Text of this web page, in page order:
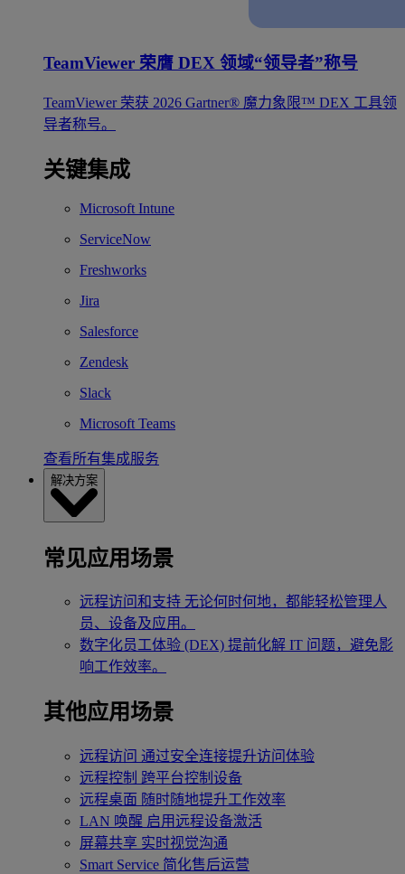
TeamViewer 荣膺 DEX 领域“领导者”称号
TeamViewer 荣获 2026 Gartner® 魔力象限™ DEX 工具领
导者称号。
关键集成
Microsoft Intune
ServiceNow
Freshworks
Jira
Salesforce
Zendesk
Slack
Microsoft Teams
查看所有集成服务
解决方案
常见应用场景
远程访问和支持 无论何时何地，都能轻松管理人
员、设备及应用。
数字化员工体验 (DEX) 提前化解 IT 问题，避免影
响工作效率。
其他应用场景
远程访问 通过安全连接提升访问体验
远程控制 跨平台控制设备
远程桌面 随时随地提升工作效率
LAN 唤醒 启用远程设备激活
屏幕共享 实时视觉沟通
Smart Service 简化售后运营